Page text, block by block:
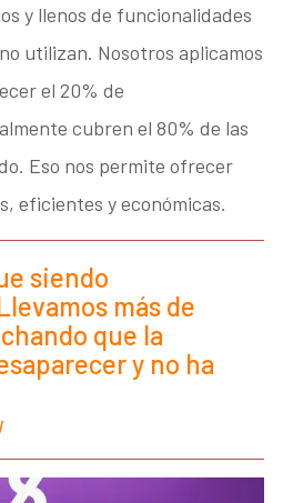
y llenos de funcionalidades
utilizan. Nosotros aplicamos
el 20% de
cubren el 80% de las
Eso nos permite ofrecer
eficientes y económicas.
siendo
más de
que la
y no ha